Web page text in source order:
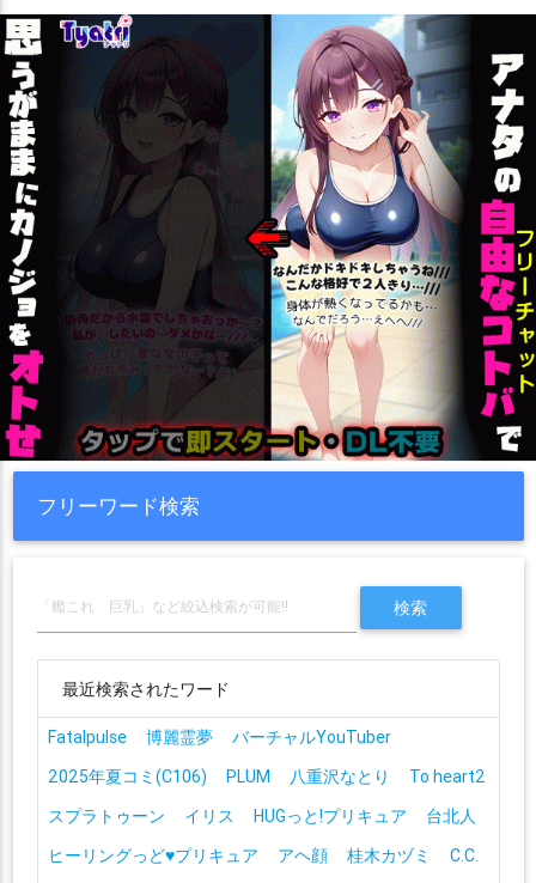
フリーワード検索
最近検索されたワード
Fatalpulse 博麗霊夢
バーチャルYouTuber
2025年夏コミ(C106)
PLUM 八重沢なとり
To heart2
スプラトゥーン
イリス HUGっと!プリキュア
台北人
ヒーリングっど♥プリキュア
アヘ顔 桂木カヅミ C.C.